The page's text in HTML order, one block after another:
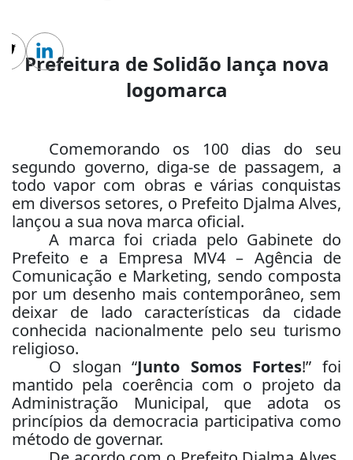
Prefeitura de Solidão lança nova
logomarca
Comemorando os 100 dias do seu
segundo governo, diga-se de passagem, a
todo vapor com obras e várias conquistas
em diversos setores, o Prefeito Djalma Alves,
lançou a sua nova marca oficial.
A marca foi criada pelo Gabinete do
Prefeito e a Empresa MV4 – Agência de
Comunicação e Marketing, sendo composta
por um desenho mais contemporâneo, sem
deixar de lado características da cidade
conhecida nacionalmente pelo seu turismo
religioso.
O slogan “Junto Somos Fortes!” foi
mantido pela coerência com o projeto da
Administração Municipal, que adota os
princípios da democracia participativa como
método de governar.
TwitterLinkedin